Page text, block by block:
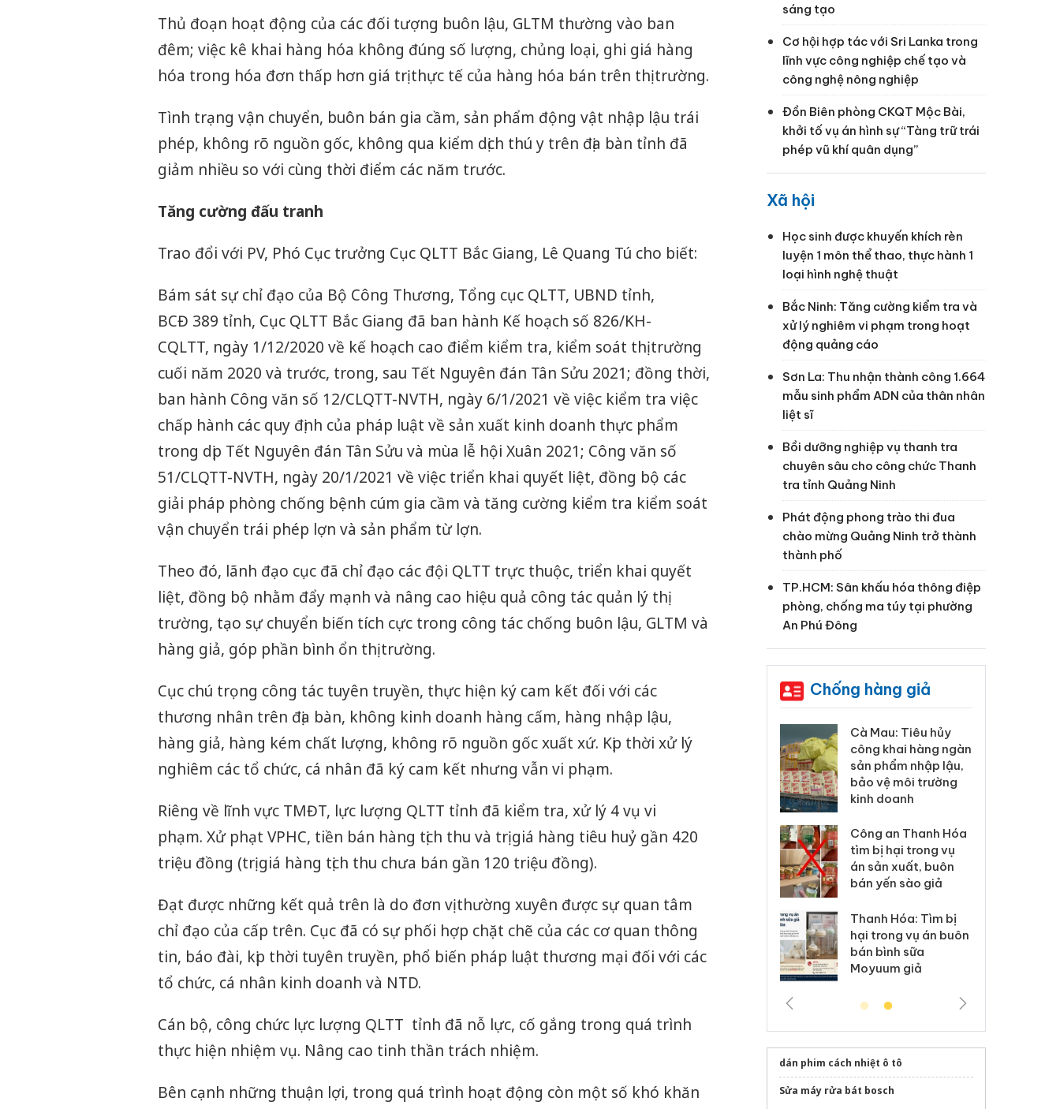
Thủ đoạn hoạt động của các đối tượng buôn lậu, GLTM thường vào ban
đêm; việc kê khai hàng hóa không đúng số lượng, chủng loại, ghi giá hàng
hóa trong hóa đơn thấp hơn giá trị thực tế của hàng hóa bán trên thị trường.
Tình trạng vận chuyển, buôn bán gia cầm, sản phẩm động vật nhập lậu trái
phép, không rõ nguồn gốc, không qua kiểm dịch thú y trên địa bàn tỉnh đã
giảm nhiều so với cùng thời điểm các năm trước.
Tăng cường đấu tranh
Trao đổi với PV, Phó Cục trưởng Cục QLTT Bắc Giang, Lê Quang Tú cho biết:
Bám sát sự chỉ đạo của Bộ Công Thương, Tổng cục QLTT, UBND tỉnh,
BCĐ 389 tỉnh, Cục QLTT Bắc Giang đã ban hành Kế hoạch số 826/KH-
CQLTT, ngày 1/12/2020 về kế hoạch cao điểm kiểm tra, kiểm soát thị trường
cuối năm 2020 và trước, trong, sau Tết Nguyên đán Tân Sửu 2021; đồng thời,
ban hành Công văn số 12/CLQTT-NVTH, ngày 6/1/2021 về việc kiểm tra việc
chấp hành các quy định của pháp luật về sản xuất kinh doanh thực phẩm
trong dịp Tết Nguyên đán Tân Sửu và mùa lễ hội Xuân 2021; Công văn số
51/CLQTT-NVTH, ngày 20/1/2021 về việc triển khai quyết liệt, đồng bộ các
giải pháp phòng chống bệnh cúm gia cầm và tăng cường kiểm tra kiểm soát
vận chuyển trái phép lợn và sản phẩm từ lợn.
Theo đó, lãnh đạo cục đã chỉ đạo các đội QLTT trực thuộc, triển khai quyết
liệt, đồng bộ nhằm đẩy mạnh và nâng cao hiệu quả công tác quản lý thị
trường, tạo sự chuyển biến tích cực trong công tác chống buôn lậu, GLTM và
hàng giả, góp phần bình ổn thị trường.
Cục chú trọng công tác tuyên truyền, thực hiện ký cam kết đối với các
thương nhân trên địa bàn, không kinh doanh hàng cấm, hàng nhập lậu,
hàng giả, hàng kém chất lượng, không rõ nguồn gốc xuất xứ. Kịp thời xử lý
nghiêm các tổ chức, cá nhân đã ký cam kết nhưng vẫn vi phạm.
Riêng về lĩnh vực TMĐT, lực lượng QLTT tỉnh đã kiểm tra, xử lý 4 vụ vi
phạm. Xử phạt VPHC, tiền bán hàng tịch thu và trị giá hàng tiêu huỷ gần 420
triệu đồng (trị giá hàng tịch thu chưa bán gần 120 triệu đồng).
Đạt được những kết quả trên là do đơn vị thường xuyên được sự quan tâm
chỉ đạo của cấp trên. Cục đã có sự phối hợp chặt chẽ của các cơ quan thông
tin, báo đài, kịp thời tuyên truyền, phổ biến pháp luật thương mại đối với các
tổ chức, cá nhân kinh doanh và NTD.
Cán bộ, công chức lực lượng QLTT tỉnh đã nỗ lực, cố gắng trong quá trình
thực hiện nhiệm vụ. Nâng cao tinh thần trách nhiệm.
Bên cạnh những thuận lợi, trong quá trình hoạt động còn một số khó khăn
sáng tạo
Cơ hội hợp tác với Sri Lanka trong
lĩnh vực công nghiệp chế tạo và
công nghệ nông nghiệp
Đồn Biên phòng CKQT Mộc Bài,
khởi tố vụ án hình sự “Tàng trữ trái
phép vũ khí quân dụng”
Xã hội
Học sinh được khuyến khích rèn
luyện 1 môn thể thao, thực hành 1
loại hình nghệ thuật
Bắc Ninh: Tăng cường kiểm tra và
xử lý nghiêm vi phạm trong hoạt
động quảng cáo
Sơn La: Thu nhận thành công 1.664
mẫu sinh phẩm ADN của thân nhân
liệt sĩ
Bồi dưỡng nghiệp vụ thanh tra
chuyên sâu cho công chức Thanh
tra tỉnh Quảng Ninh
Phát động phong trào thi đua
chào mừng Quảng Ninh trở thành
thành phố
TP.HCM: Sân khấu hóa thông điệp
phòng, chống ma túy tại phường
An Phú Đông
Chống hàng giả
Cà Mau: Tiêu hủy
công khai hàng ngàn
Công an Thanh Hóa
hại trong vụ án buôn
bán bình sữa
Moyuum giả
Khẩn trương xác
minh, xử lý sản phẩm
Slimaura Care x3 sử
dụng giấy phép giả
mạo
Lào Cai xử lý 83 vụ vi
phạm thương mại
trong tháng 7
Hưng Yên: Xử lý 6 hộ
kinh doanh bán hàng
giả mạo nhãn hiệu
Adidas, Nike
dán phim cách nhiệt ô tô
Sửa máy rửa bát bosch